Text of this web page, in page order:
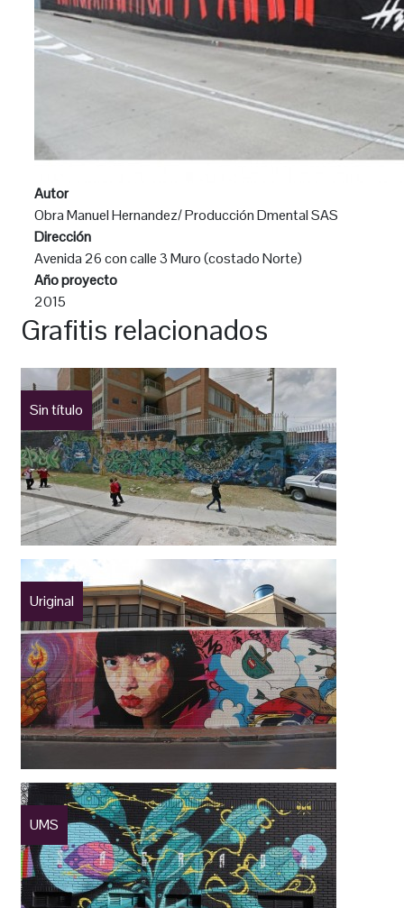
Autor
Obra Manuel Hernandez/ Producción Dmental SAS
Dirección
Avenida 26 con calle 3 Muro (costado Norte)
Año proyecto
2015
Grafitis relacionados
Sin título
Uriginal
UMS